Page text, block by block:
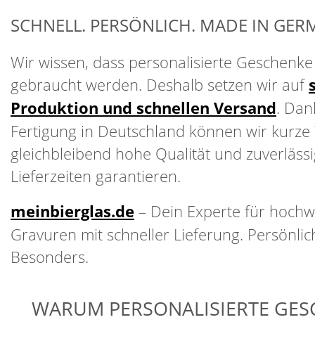
SCHNELL. PERSÖNLICH. MADE IN
Wir wissen, dass personalisierte
gebraucht werden. Deshalb setzen wir auf
Produktion und schnellen Versand.
Fertigung in Deutschland können wir kurze
gleichbleibend hohe Qualität und
Lieferzeiten garantieren.
meinbierglas.de – Dein Experte für
Gravuren mit schneller Lieferung.
Besonders.
WARUM PERSONALISIERTE